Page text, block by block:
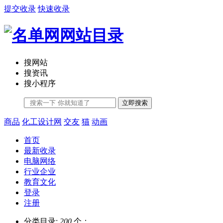
提交收录 快速收录
搜网站
搜资讯
搜小程序
立即搜索
商品 化工设计网 交友 猫 动画
首页
最新收录
电脑网络
行业企业
教育文化
登录
注册
分类目录: 200 个；